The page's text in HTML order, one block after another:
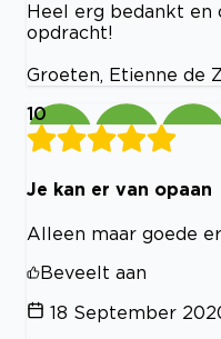
Heel erg bedankt en
opdracht!
Groeten, Etienne de
10
Je kan er van opaan
Alleen maar goede
Beveelt aan
18 September